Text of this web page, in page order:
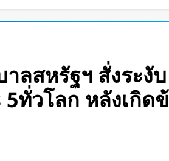
ปิดตัว Stella Juva รถ
นแรกของโลก วิ่งไกล
ปหนีบหูรุ่นแรก! มาพร้อม
ลสหรัฐฯ สั่งระงั
ทั่วโลก หลังเกิด